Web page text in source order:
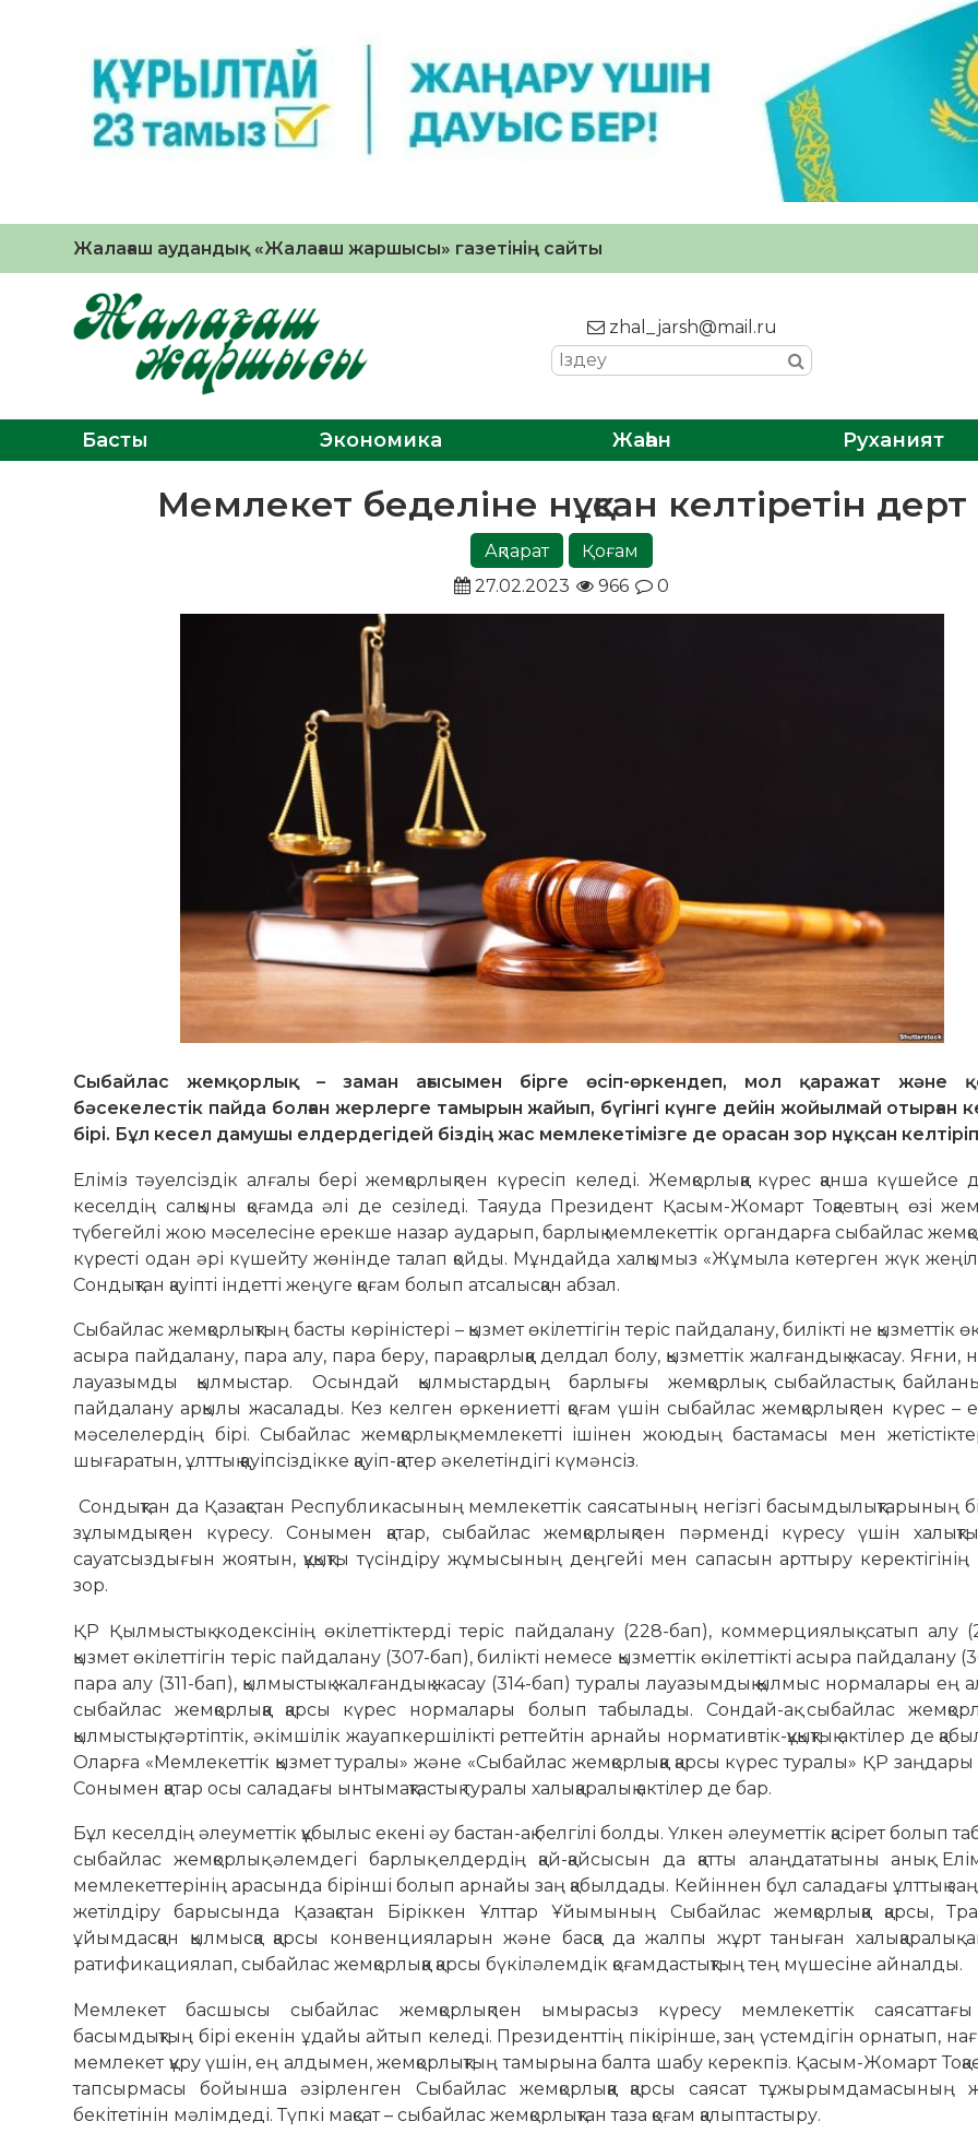
Жалағаш аудандық «Жалағаш жаршысы» газетінің сайты
zhal_jarsh@mail.ru
Басты Экономика Жаһан Руханият
Мемлекет беделіне нұқсан келтіретін дерт
Ақпарат
Қоғам
27.02.2023
966 0
Сыбайлас жемқорлық – заман ағысымен бірге өсіп-өркендеп, мол қаражат және
бәсекелестік пайда болған жерлерге тамырын жайып, бүгінгі күнге дейін жойылмай отырған
бірі. Бұл кесел дамушы елдердегідей біздің жас мемлекетімізге де орасан зор нұқсан
Еліміз тәуелсіздік алғалы бері жемқорлықпен күресіп келеді. Жемқорлыққа күрес қанша күшейсе де,
кеселдің салқыны қоғамда әлі де сезіледі. Таяуда Президент Қасым-Жомарт Тоқаевтың өзі
түбегейлі жою мәселесіне ерекше назар аударып, барлық мемлекеттік органдарға сыбайлас
күресті одан әрі күшейту жөнінде талап қойды. Мұндайда халқымыз «Жұмыла көтерген жүк
Сондықтан қауіпті індетті жеңуге қоғам болып атсалысқан абзал.
Сыбайлас жемқорлықтың басты көріністері – қызмет өкілеттігін теріс пайдалану, билікті не қызметтік
асыра пайдалану, пара алу, пара беру, парақорлыққа делдал болу, қызметтік жалғандық жасау. Яғни,
лауазымды қылмыстар. Осындай қылмыстардың барлығы жемқорлық сыбайластық
пайдалану арқылы жасалады. Кез келген өркениетті қоғам үшін сыбайлас жемқорлықпен күрес –
мәселелердің бірі. Сыбайлас жемқорлық мемлекетті ішінен жоюдың бастамасы мен
шығаратын, ұлттық қауіпсіздікке қауіп-қатер әкелетіндігі күмәнсіз.
Сондықтан да Қазақстан Республикасының мемлекеттік саясатының негізгі басымдылықтарының
зұлымдықпен күресу. Сонымен қатар, сыбайлас жемқорлықпен пәрменді күресу үшін халықтың
сауатсыздығын жоятын, құқықты түсіндіру жұмысының деңгейі мен сапасын арттыру
зор.
ҚР Қылмыстық кодексінің өкілеттіктерді теріс пайдалану (228-бап), коммерциялық сатып алу
қызмет өкілеттігін теріс пайдалану (307-бап), билікті немесе қызметтік өкілеттікті асыра пайдалану
пара алу (311-бап), қылмыстық жалғандық жасау (314-бап) туралы лауазымдық қылмыс нормалары ең
сыбайлас жемқорлыққа қарсы күрес нормалары болып табылады. Сондай-ақ сыбайлас
қылмыстық, тәртіптік, әкімшілік жауапкершілікті реттейтін арнайы нормативтік-құқықтық актілер де
Оларға «Мемлекеттік қызмет туралы» және «Сыбайлас жемқорлыққа қарсы күрес туралы» ҚР
Сонымен қатар осы саладағы ынтымақтастық туралы халықаралық актілер де бар.
Бұл кеселдің әлеуметтік құбылыс екені әу бастан-ақ белгілі болды. Үлкен әлеуметтік қасірет болып
сыбайлас жемқорлық әлемдегі барлық елдердің қай-қайсысын да қатты алаңдататыны анық.
мемлекеттерінің арасында бірінші болып арнайы заң қабылдады. Кейіннен бұл саладағы ұлттық
жетілдіру барысында Қазақстан Біріккен Ұлттар Ұйымының Сыбайлас жемқорлыққа қарсы,
ұйымдасқан қылмысқа қарсы конвенцияларын және басқа да жалпы жұрт таныған халықаралық
ратификациялап, сыбайлас жемқорлыққа қарсы бүкіләлемдік қоғамдастықтың тең мүшесіне айналды.
Мемлекет басшысы сыбайлас жемқорлықпен ымырасыз күресу мемлекеттік саясаттағы
басымдықтың бірі екенін ұдайы айтып келеді. Президенттің пікірінше, заң үстемдігін орнатып, нағыз
мемлекет құру үшін, ең алдымен, жемқорлықтың тамырына балта шабу керекпіз. Қасым-Жомарт
тапсырмасы бойынша әзірленген Сыбайлас жемқорлыққа қарсы саясат тұжырымдамасының
бекітетінін мәлімдеді. Түпкі мақсат – сыбайлас жемқорлықтан таза қоғам қалыптастыру.